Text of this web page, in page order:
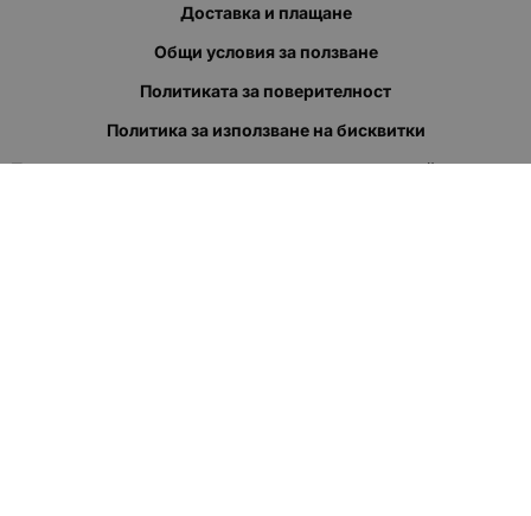
Доставка и плащане
Общи условия за ползване
Политиката за поверителност
Политика за използване на бисквитки
При възникване на спор, свързан с покупка онлайн, можете